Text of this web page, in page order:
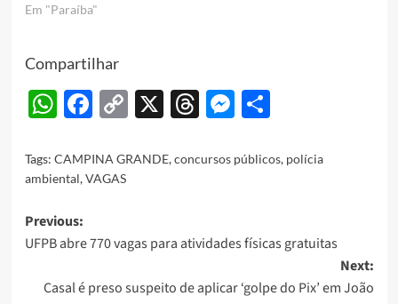
Em "Paraíba"
Compartilhar
WhatsApp
Facebook
Copy
X Threads
Messenger
Share
Tags: CAMPINA GRANDE,concursos públicos, polícia
ambiental,VAGAS
Post
navigation
Previous:
UFPB abre 770 vagas para atividades físicas gratuitas
Next:
Casal é preso suspeito de aplicar ‘golpe do Pix’ em João